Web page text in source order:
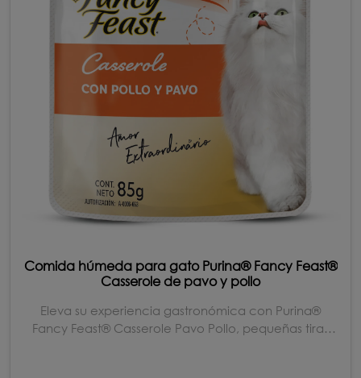
Comida húmeda para gato Purina® Fancy Feast®
Casserole de pavo y pollo
Eleva su experiencia gastronómica con Purina®
Fancy Feast® Casserole Pavo Pollo, pequeñas tiras